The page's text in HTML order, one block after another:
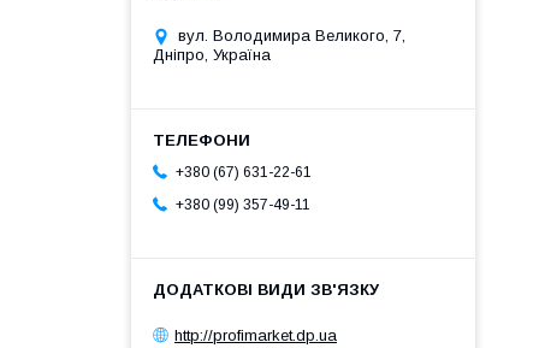
вул. Володимира Великого, 7,
Дніпро, Україна
+380 (67) 631-22-61
+380 (99) 357-49-11
http://profimarket.dp.ua